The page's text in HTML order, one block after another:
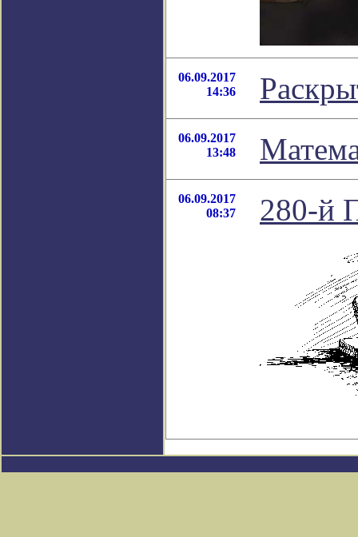
06.09.2017
14:36
06.09.2017
13:48
06.09.2017
08:37
280-й